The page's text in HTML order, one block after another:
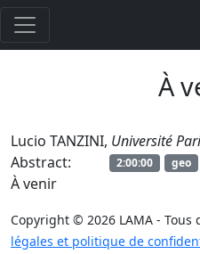
À
Lucio TANZINI, Université
geo
2:00:00
Abstract:
À venir
Copyright © 2026 LAMA - Tous
légales et politique de